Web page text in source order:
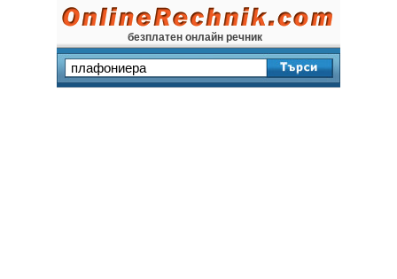
безплатен онлайн речник